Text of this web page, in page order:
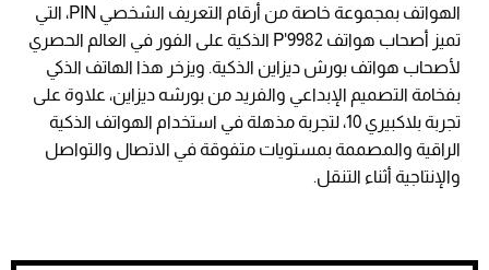
الهواتف بمجموعة خاصة من أرقام التعريف الشخصي PIN، التي
تميز أصحاب هواتف P'9982 الذكية على الفور في العالم الحصري
لأصحاب هواتف بورش ديزاين الذكية. ويزخر هذا الهاتف الذكي
بفخامة التصميم الإبداعي والفريد من بورشه ديزاين، علاوة على
تجربة بلاكبيري 10، لتجربة مذهلة في استخدام الهواتف الذكية
الراقية والمصممة بمستويات متفوقة في الاتصال والتواصل
والإنتاجية أثناء التنقل.